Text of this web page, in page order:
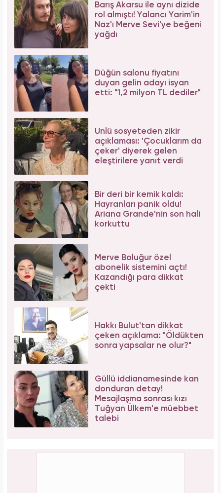
Barış Akarsu ile aynı dizide
rol almıştı! Yalancı Yarim'in
Naz'ı Merve Sevi'ye beğeni
yağdı
Düğün salonu fiyatını
duyan gelin adayı isyan
etti: "1,2 milyon TL dediler"
Ünlü sosyeteden zikir
açıklaması: 'Çocuklarım da
çeker' diyerek gelen
eleştirilere yanıt verdi
Bir deri bir kemik kaldı:
Hayranları panik oldu!
Ariana Grande'nin son hali
korkuttu
Merve Boluğur özel
abonelik sistemini açtı!
Kazandığı para dikkat
çekti
Hakkı Bulut'tan dikkat
çeken açıklama: "Öldükten
sonra yapsalar ne olur?"
Güllü iddianamesinde kan
donduran detay!
Mesajlaşma sonrası kızı
Tuğyan Ülkem'e müebbet
talebi